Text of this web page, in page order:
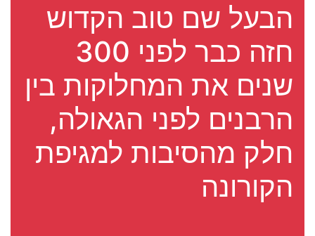
הבעל שם טוב הקדוש
חזה כבר לפני 300
שנים את המחלוקות בין
הרבנים לפני הגאולה,
חלק מהסיבות למגיפת
הקורונה